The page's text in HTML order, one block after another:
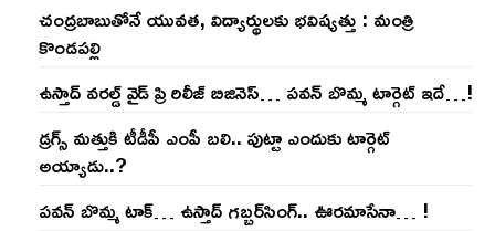
చంద్ర‌బాబుతోనే యువ‌త‌, విద్యార్థుల‌కు భ‌విష్య‌త్తు : మంత్రి
కొండ‌ప‌ల్లి
ఉస్తాద్ వ‌ర‌ల్డ్ వైడ్ ప్రి రిలీజ్ బిజినెస్‌… ప‌వ‌న్ బొమ్మ టార్గెట్ ఇదే…!
డ్రగ్స్ మత్తుకి టీడీపీ ఎంపీ బలి.. పుట్టా ఎందుకు టార్గెట్
అయ్యాడు..?
ప‌వ‌న్ బొమ్మ టాక్‌… ఉస్తాద్ గ‌బ్బ‌ర్‌సింగ్‌.. ఊర‌మాసేనా… !